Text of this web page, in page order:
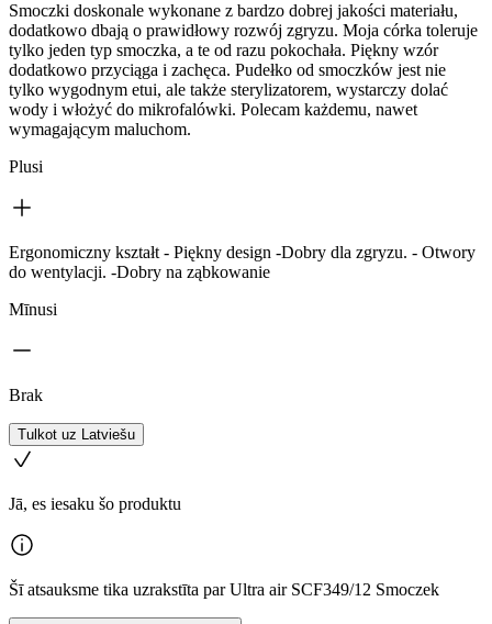
Smoczki doskonale wykonane z bardzo dobrej jakości materiału,
dodatkowo dbają o prawidłowy rozwój zgryzu. Moja córka toleruje
tylko jeden typ smoczka, a te od razu pokochała. Piękny wzór
dodatkowo przyciąga i zachęca. Pudełko od smoczków jest nie
tylko wygodnym etui, ale także sterylizatorem, wystarczy dolać
wody i włożyć do mikrofalówki. Polecam każdemu, nawet
wymagającym maluchom.
Plusi
Ergonomiczny kształt - Piękny design -Dobry dla zgryzu. - Otwory
do wentylacji. -Dobry na ząbkowanie
Mīnusi
Brak
Tulkot uz Latviešu
Jā, es iesaku šo produktu
Šī atsauksme tika uzrakstīta par Ultra air SCF349/12 Smoczek